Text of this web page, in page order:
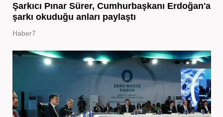
Şarkıcı Pınar Sürer, Cumhurbaşkanı Erdoğan'a
şarkı okuduğu anları paylaştı
Haber7